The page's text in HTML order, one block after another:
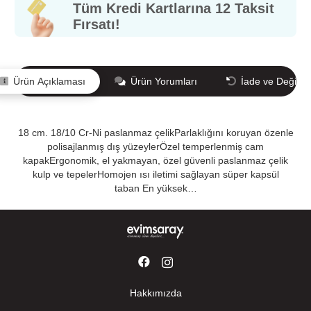
Tüm Kredi Kartlarına 12 Taksit
Fırsatı!
Ürün Açıklaması Ürün Yorumları İade ve Değişim
18 cm. 18/10 Cr-Ni paslanmaz çelikParlaklığını koruyan özenle
polisajlanmış dış yüzeylerÖzel temperlenmiş cam
kapakErgonomik, el yakmayan, özel güvenli paslanmaz çelik
kulp ve tepelerHomojen ısı iletimi sağlayan süper kapsül
taban En yüksek…
Hakkımızda